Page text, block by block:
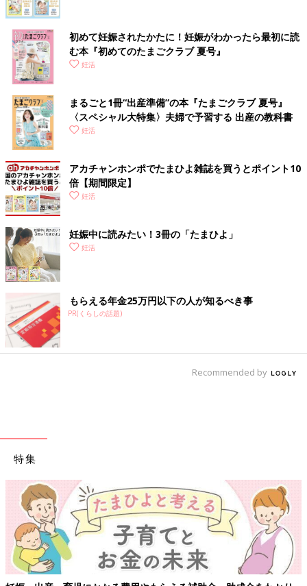
初めて妊娠されたかたに！妊娠がわかったら最初に読
む本『初めてのたまごクラブ 夏号』
妊活
まるごと1冊“出産準備”の本『たまごクラブ 夏号』
〈スペシャル大特集〉夫婦で予習する 出産の教科書
妊活
アカチャンホンポでたまひよ雑誌を買うとポイント10
倍【期間限定】
妊活
妊娠中に読みたい！3冊の「たまひよ」
妊活
もらえる年金25万円以下の人が知るべき事
PR(くらしの話題)
Recommended by
特集
【ワクチン接種できるものも】妊婦の感染症対策、知っておいて！